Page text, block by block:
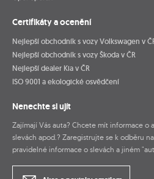
Certifikáty a ocenění
Nejlepší obchodník s vozy Volkswagen v
Nejlepší obchodník s vozy Škoda v ČR
Nejlepší dealer Kia v ČR
ISO 9001 a ekologické osvědčení
Nenechte si ujít
Zajímají Vás auta? Chcete mít informace o
slevách apod.? Zaregistrujte se k odběru
pravidelné informace o slevách a jiném